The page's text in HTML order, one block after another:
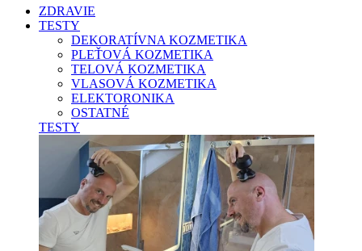
ZDRAVIE
TESTY
DEKORATÍVNA KOZMETIKA
PLEŤOVÁ KOZMETIKA
TELOVÁ KOZMETIKA
VLASOVÁ KOZMETIKA
ELEKTORONIKA
OSTATNÉ
TESTY